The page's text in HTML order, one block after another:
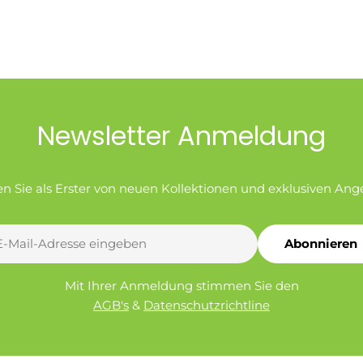
Newsletter Anmeldung
Sie als Erster von neuen Kollektionen und exklusiven
Abonnieren
Mit Ihrer Anmeldung stimmen Sie den
AGB's & Datenschutzrichtline